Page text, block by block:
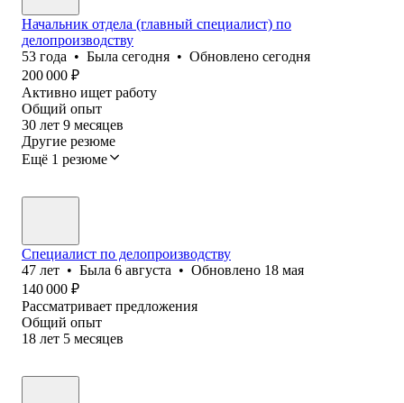
Начальник отдела (главный специалист) по
делопроизводству
53 года • Была сегодня • Обновлено сегодня
200 000 ₽
Активно ищет работу
Общий опыт
30 лет 9 месяцев
Другие резюме
Ещё 1 резюме
Специалист по делопроизводству
47 лет • Была 6 августа • Обновлено 18 мая
140 000 ₽
Рассматривает предложения
Общий опыт
18 лет 5 месяцев